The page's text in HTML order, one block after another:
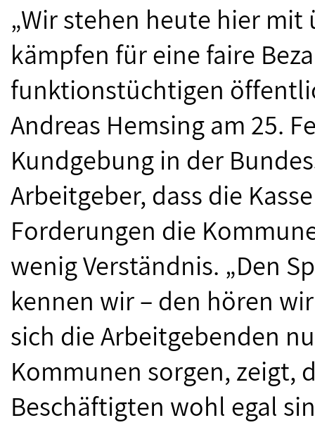
„Wir stehen heute hier
kämpfen für eine faire
funktionstüchtigen
Andreas Hemsing am 25.
Kundgebung in der
Arbeitgeber, dass die
Forderungen die
wenig Verständnis. „Den
kennen wir – den hören
sich die Arbeitgebenden
Kommunen sorgen, zeigt,
Beschäftigten wohl egal